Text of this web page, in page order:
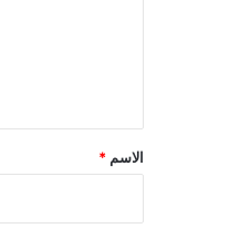
*
الاسم *